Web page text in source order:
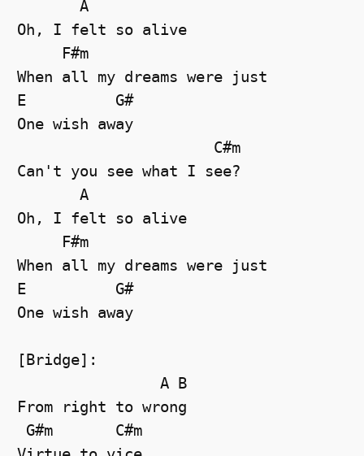
       A
Oh, I felt so alive
     F#m
When all my dreams were just
E          G#
One wish away
                      C#m
Can't you see what I see?
       A
Oh, I felt so alive
     F#m
When all my dreams were just
E          G#
One wish away
[Bridge]:
                A B
From right to wrong
G#m       C#m